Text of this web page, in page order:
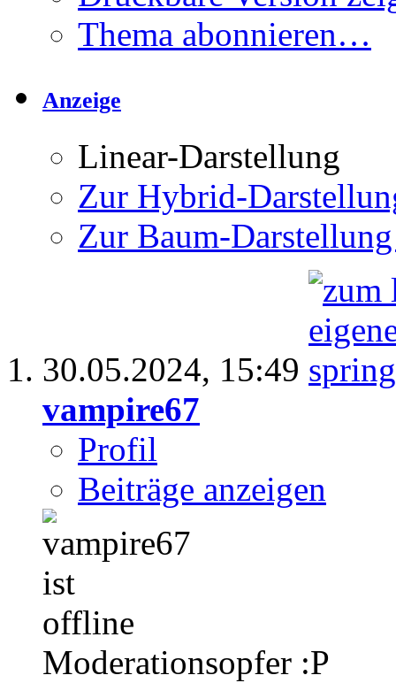
Thema abonnieren…
Anzeige
Linear-Darstellung
Zur Hybrid-
Zur Baum-
30.05.2024, 15:49
vampire67
Profil
Beiträge anzeigen
Moderationsopfer :P